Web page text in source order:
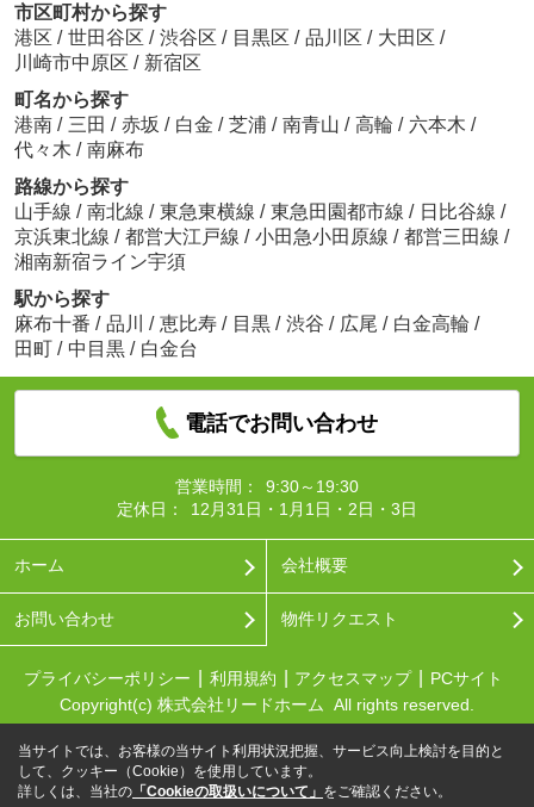
市区町村から探す
港区 / 世田谷区 / 渋谷区 / 目黒区 / 品川区 / 大田区 /
川崎市中原区 / 新宿区
町名から探す
港南 / 三田 / 赤坂 / 白金 / 芝浦 / 南青山 / 高輪 / 六本木 /
代々木 / 南麻布
路線から探す
山手線 / 南北線 / 東急東横線 / 東急田園都市線 / 日比谷線 /
京浜東北線 / 都営大江戸線 / 小田急小田原線 / 都営三田線 /
湘南新宿ライン宇須
駅から探す
麻布十番 / 品川 / 恵比寿 / 目黒 / 渋谷 / 広尾 / 白金高輪 /
田町 / 中目黒 / 白金台
電話でお問い合わせ
営業時間：
9:30～19:30
定休日：
12月31日・1月1日・2日・3日
ホーム 会社概要
お問い合わせ 物件リクエスト
プライバシーポリシー 利用規約 アクセスマップ
PCサイト
Copyright(c) 株式会社リードホーム All rights reserved.
当サイトでは、お客様の当サイト利用状況把握、サービス向上検討を目的と
して、クッキー（Cookie）を使用しています。
詳しくは、当社の 「Cookieの取扱いについて」 をご確認ください。